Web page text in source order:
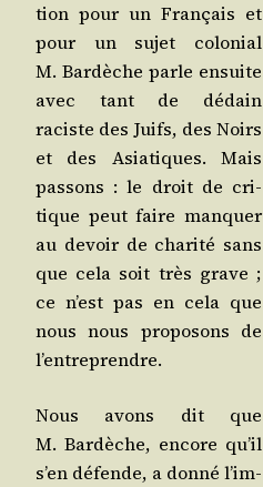
tion pour un Fran­çais et
pour un sujet colo­nial
M. Bar­dèche parle ensuite
avec tant de dédain
raciste des Juifs, des Noirs
et des Asia­tiques. Mais
pas­sons : le droit de cri­
tique peut faire man­quer
au devoir de cha­ri­té sans
que cela soit très grave ;
ce n’est pas en cela que
nous nous pro­po­sons de
l’entreprendre.
Nous avons dit que
M. Bar­dèche, encore qu’il
s’en défende, a don­né l’im­